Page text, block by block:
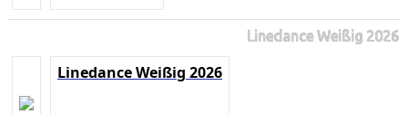
Linedance Weißig 2026
Linedance Weißig 2026